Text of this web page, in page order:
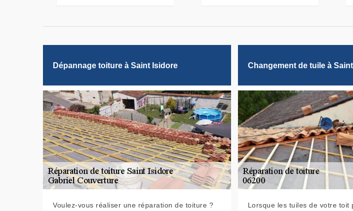
Dépannage toiture à Saint Isidore
Voulez-vous réaliser une réparation de toiture ?
Changement de tuile à
Lorsque les tuiles de votre toit